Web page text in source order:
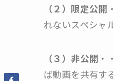
（２）限定公開
れないスペシャ
（３）非公開 ・
ば動画を共有す